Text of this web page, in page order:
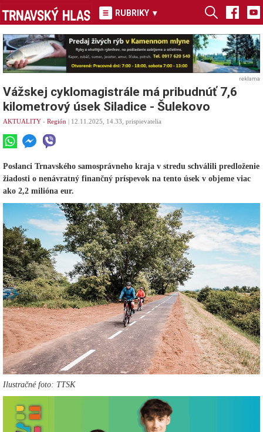
RUBRIKY ▾
reklama
Vážskej cyklomagistrále má pribudnúť 7,6
kilometrový úsek Siladice - Šulekovo
AKTUALITY - Región | 12.11.2025, 14.33, prispievatelia
Poslanci Trnavského samosprávneho kraja v stredu schválili predloženie
žiadosti o nenávratný finančný príspevok na tento úsek v objeme viac
ako 2,2 milióna eur.
Ilustračné foto: TTSK